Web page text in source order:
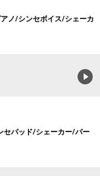
ノ/シンセボイス/シェーカ
セパッド/シェーカー/パー